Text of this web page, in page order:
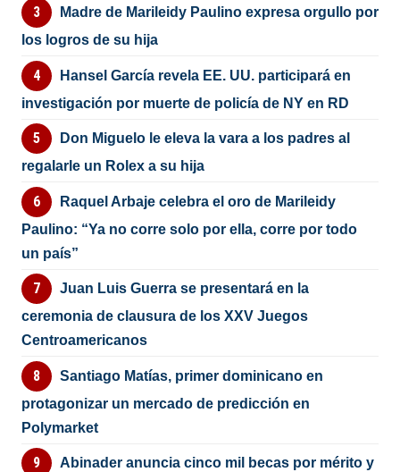
Madre de Marileidy Paulino expresa orgullo por
los logros de su hija
Hansel García revela EE. UU. participará en
investigación por muerte de policía de NY en RD
Don Miguelo le eleva la vara a los padres al
regalarle un Rolex a su hija
Raquel Arbaje celebra el oro de Marileidy
Paulino: “Ya no corre solo por ella, corre por todo
un país”
Juan Luis Guerra se presentará en la
ceremonia de clausura de los XXV Juegos
Centroamericanos
Santiago Matías, primer dominicano en
protagonizar un mercado de predicción en
Polymarket
Abinader anuncia cinco mil becas por mérito y